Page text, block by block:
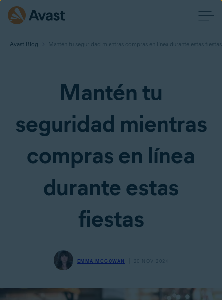
Avast Blog Mantén tu seguridad mientras compras en línea durante estas fiestas
Mantén tu
seguridad mientras
compras en línea
durante estas
fiestas
EMMA MCGOWAN 20 NOV 2024